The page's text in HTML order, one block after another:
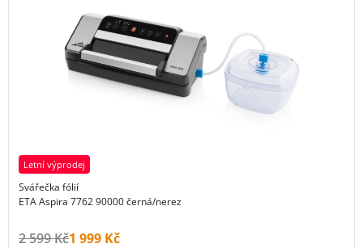
Letní výprodej
Svářečka fólií
ETA Aspira 7762 90000 černá/nerez
Původní cena s DPH:
2 599 KčCena s DPH:
1 999 Kč